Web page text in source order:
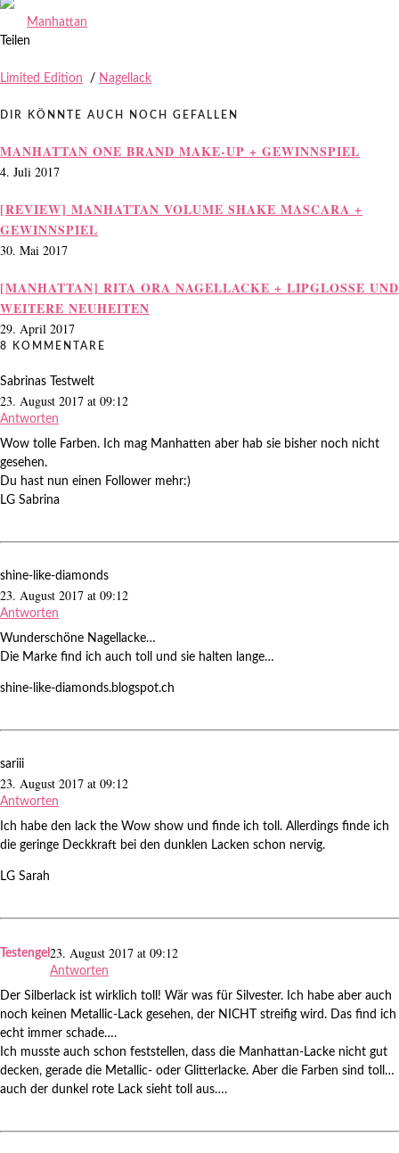
Manhattan
Teilen
Limited Edition / Nagellack
DIR KÖNNTE AUCH NOCH GEFALLEN
MANHATTAN ONE BRAND MAKE-UP + GEWINNSPIEL
4. Juli 2017
[REVIEW] MANHATTAN VOLUME SHAKE MASCARA +
GEWINNSPIEL
30. Mai 2017
[MANHATTAN] RITA ORA NAGELLACKE + LIPGLOSSE UND
WEITERE NEUHEITEN
29. April 2017
8 KOMMENTARE
Sabrinas Testwelt
23. August 2017 at 09:12
Antworten
Wow tolle Farben. Ich mag Manhatten aber hab sie bisher noch nicht
gesehen.
Du hast nun einen Follower mehr:)
LG Sabrina
shine-like-diamonds
23. August 2017 at 09:12
Antworten
Wunderschöne Nagellacke…
Die Marke find ich auch toll und sie halten lange…
shine-like-diamonds.blogspot.ch
sariii
23. August 2017 at 09:12
Antworten
Ich habe den lack the Wow show und finde ich toll. Allerdings finde ich
die geringe Deckkraft bei den dunklen Lacken schon nervig.
LG Sarah
Testengel 23. August 2017 at 09:12
Antworten
Der Silberlack ist wirklich toll! Wär was für Silvester. Ich habe aber auch
noch keinen Metallic-Lack gesehen, der NICHT streifig wird. Das find ich
echt immer schade….
Ich musste auch schon feststellen, dass die Manhattan-Lacke nicht gut
decken, gerade die Metallic- oder Glitterlacke. Aber die Farben sind toll…
auch der dunkel rote Lack sieht toll aus….